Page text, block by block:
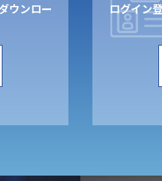
ウンロー
ログイン